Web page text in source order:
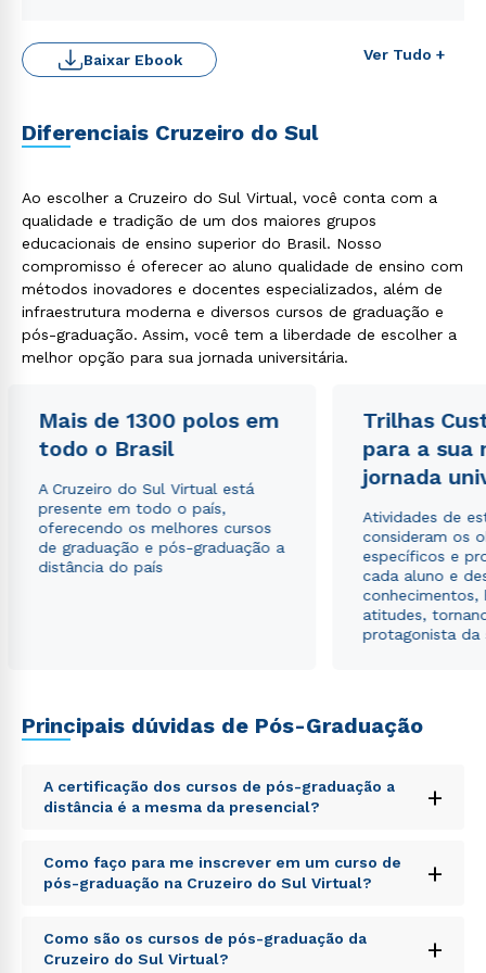
Ver Tudo +
Baixar Ebook
Diferenciais Cruzeiro do Sul
Ao escolher a Cruzeiro do Sul Virtual, você conta com a
qualidade e tradição de um dos maiores grupos
educacionais de ensino superior do Brasil. Nosso
compromisso é oferecer ao aluno qualidade de ensino com
métodos inovadores e docentes especializados, além de
infraestrutura moderna e diversos cursos de graduação e
pós-graduação. Assim, você tem a liberdade de escolher a
melhor opção para sua jornada universitária.
Mais de 1300 polos em
todo o Brasil
A Cruzeiro do Sul Virtual está
presente em todo o país,
oferecendo os melhores cursos
de graduação e pós-graduação a
distância do país
Trilhas
para a sua
jornada
Atividades de
consideram os
específicos e
cada aluno e
conhecimentos,
atitudes,
protagonista da
Principais dúvidas de Pós-Graduação
A certificação dos cursos de pós-graduação a
distância é a mesma da presencial?
+
Sed ut perspiciatis unde omnis iste natus error sit
voluptatem accusantium doloremque laudantium,
totam rem aperiam, eaque ipsa quae ab illo inventore
explicabo. Nemo enim ipsam voluptatem quia
voluptas sit aspernatur aut odit aut fugit, sed quia
Como faço para me inscrever em um curso de
pós-graduação na Cruzeiro do Sul Virtual?
+
Sed ut perspiciatis unde omnis iste natus error sit
voluptatem accusantium doloremque laudantium,
Como são os cursos de pós-graduação da
Cruzeiro do Sul Virtual?
+
Estou de acordo com a Política de Privacidade.
autorizo que meus dados sejam utilizados para o
envio de conteúdos da Cruzeiro do Sul.